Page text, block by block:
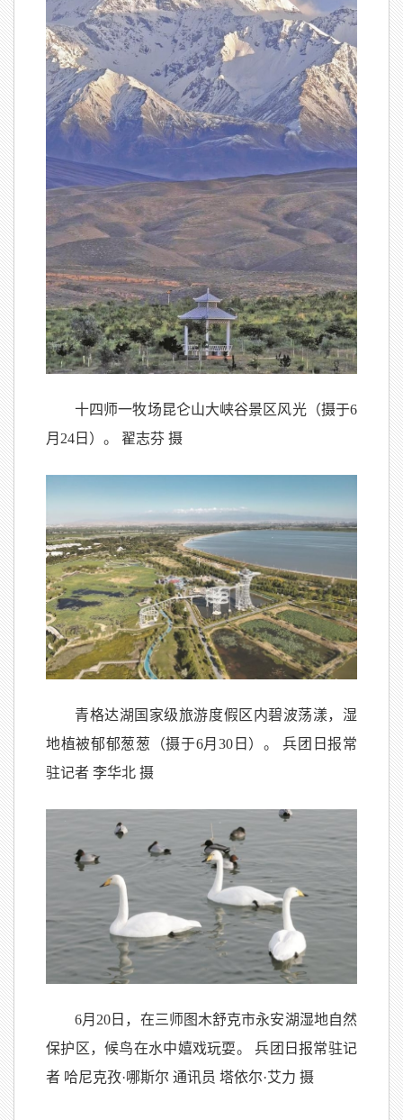
十四师一牧场昆仑山大峡谷景区风光（摄于6
月24日）。 翟志芬 摄
青格达湖国家级旅游度假区内碧波荡漾，湿
地植被郁郁葱葱（摄于6月30日）。 兵团日报常
驻记者 李华北 摄
6月20日，在三师图木舒克市永安湖湿地自然
保护区，候鸟在水中嬉戏玩耍。 兵团日报常驻记
者 哈尼克孜·哪斯尔 通讯员 塔依尔·艾力 摄